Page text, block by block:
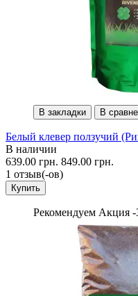
В закладки В
Белый клевер ползучий
В наличии
639.00 грн. 849.00 грн.
1 отзыв(-ов)
Купить
Рекомендуем Акция -